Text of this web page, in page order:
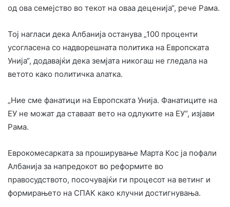
од ова семејство во текот на оваа деценија“, рече Рама.
Тој нагласи дека Албанија останува „100 проценти
усогласена со надворешната политика на Европската
Унија“, додавајќи дека земјата никогаш не гледала на
ветото како политичка алатка.
„Ние сме фанатици на Европската Унија. Фанатиците на
ЕУ не можат да ставаат вето на одлуките на ЕУ“, изјави
Рама.
Еврокомесарката за проширување Марта Кос ја пофали
Албанија за напредокот во реформите во
правосудството, посочувајќи ги процесот на ветинг и
формирањето на СПАК како клучни достигнувања.